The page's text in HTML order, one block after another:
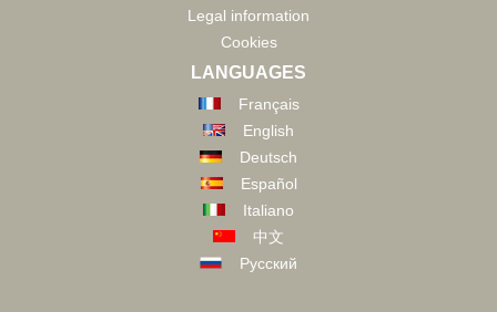
Legal information
Cookies
LANGUAGES
Français
English
Deutsch
Español
Italiano
中文
Русский